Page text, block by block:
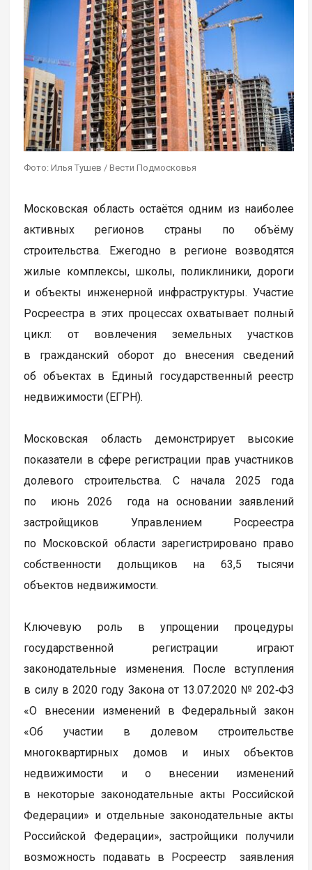
Фото: Илья Тушев / Вести Подмосковья
Московская область остаётся одним из наиболее
активных регионов страны по объёму
строительства. Ежегодно в регионе возводятся
жилые комплексы, школы, поликлиники, дороги
и объекты инженерной инфраструктуры. Участие
Росреестра в этих процессах охватывает полный
цикл: от вовлечения земельных участков
в гражданский оборот до внесения сведений
об объектах в Единый государственный реестр
недвижимости (ЕГРН).
Московская область демонстрирует высокие
показатели в сфере регистрации прав участников
долевого строительства. С начала 2025 года
по июнь 2026 года на основании заявлений
застройщиков Управлением Росреестра
по Московской области зарегистрировано право
собственности дольщиков на 63,5 тысячи
объектов недвижимости.
Ключевую роль в упрощении процедуры
государственной регистрации играют
законодательные изменения. После вступления
в силу в 2020 году Закона от 13.07.2020 № 202‑ФЗ
«О внесении изменений в Федеральный закон
«Об участии в долевом строительстве
многоквартирных домов и иных объектов
недвижимости и о внесении изменений
в некоторые законодательные акты Российской
Федерации» и отдельные законодательные акты
Российской Федерации», застройщики получили
возможность подавать в Росреестр заявления